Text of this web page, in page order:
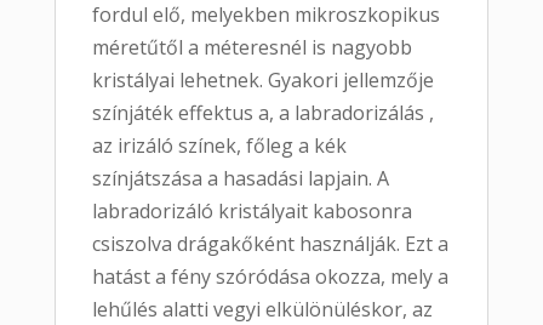
fordul elő, melyekben mikroszkopikus
méretűtől a méteresnél is nagyobb
kristályai lehetnek. Gyakori jellemzője
színjáték effektus a, a labradorizálás ,
az irizáló színek, főleg a kék
színjátszása a hasadási lapjain. A
labradorizáló kristályait kabosonra
csiszolva drágakőként használják. Ezt a
hatást a fény szóródása okozza, mely a
lehűlés alatti vegyi elkülönüléskor, az